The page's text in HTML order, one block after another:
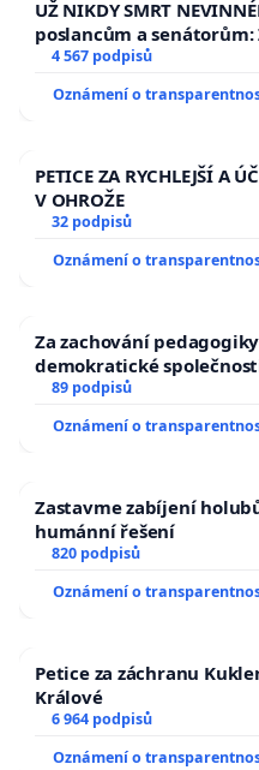
UŽ NIKDY SMRT
poslancům a
aby se tragédie malé
4 567 podpisů
Oznámení o
PETICE ZA RYCHLEJŠÍ A
V OHROŽE
32 podpisů
Oznámení o
Za zachování
demokratické
89 podpisů
Oznámení o
Zastavme zabíjení
humánní řešení
820 podpisů
Oznámení o
Petice za záchranu
Králové
6 964 podpisů
Oznámení o